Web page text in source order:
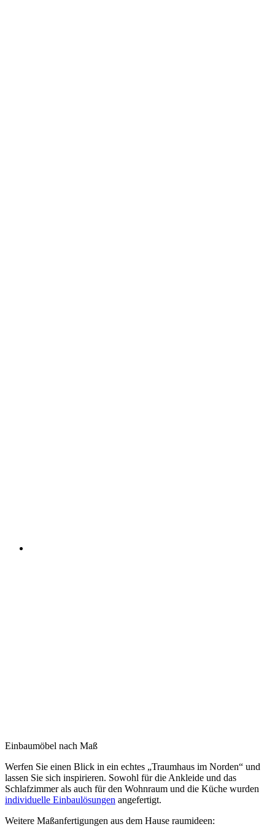
Einbaumöbel nach Maß
Werfen Sie einen Blick in ein echtes „Traumhaus im Norden“ und
lassen Sie sich inspirieren. Sowohl für die Ankleide und das
Schlafzimmer als auch für den Wohnraum und die Küche wurden
individuelle Einbaulösungen angefertigt.
Weitere Maßanfertigungen aus dem Hause raumideen: